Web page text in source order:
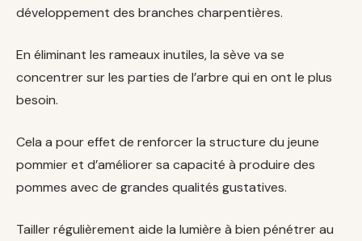
développement des branches charpentières.
En éliminant les rameaux inutiles, la sève va se
concentrer sur les parties de l’arbre qui en ont le plus
besoin.
Cela a pour effet de renforcer la structure du jeune
pommier et d’améliorer sa capacité à produire des
pommes avec de grandes qualités gustatives.
Tailler régulièrement aide la lumière à bien pénétrer au